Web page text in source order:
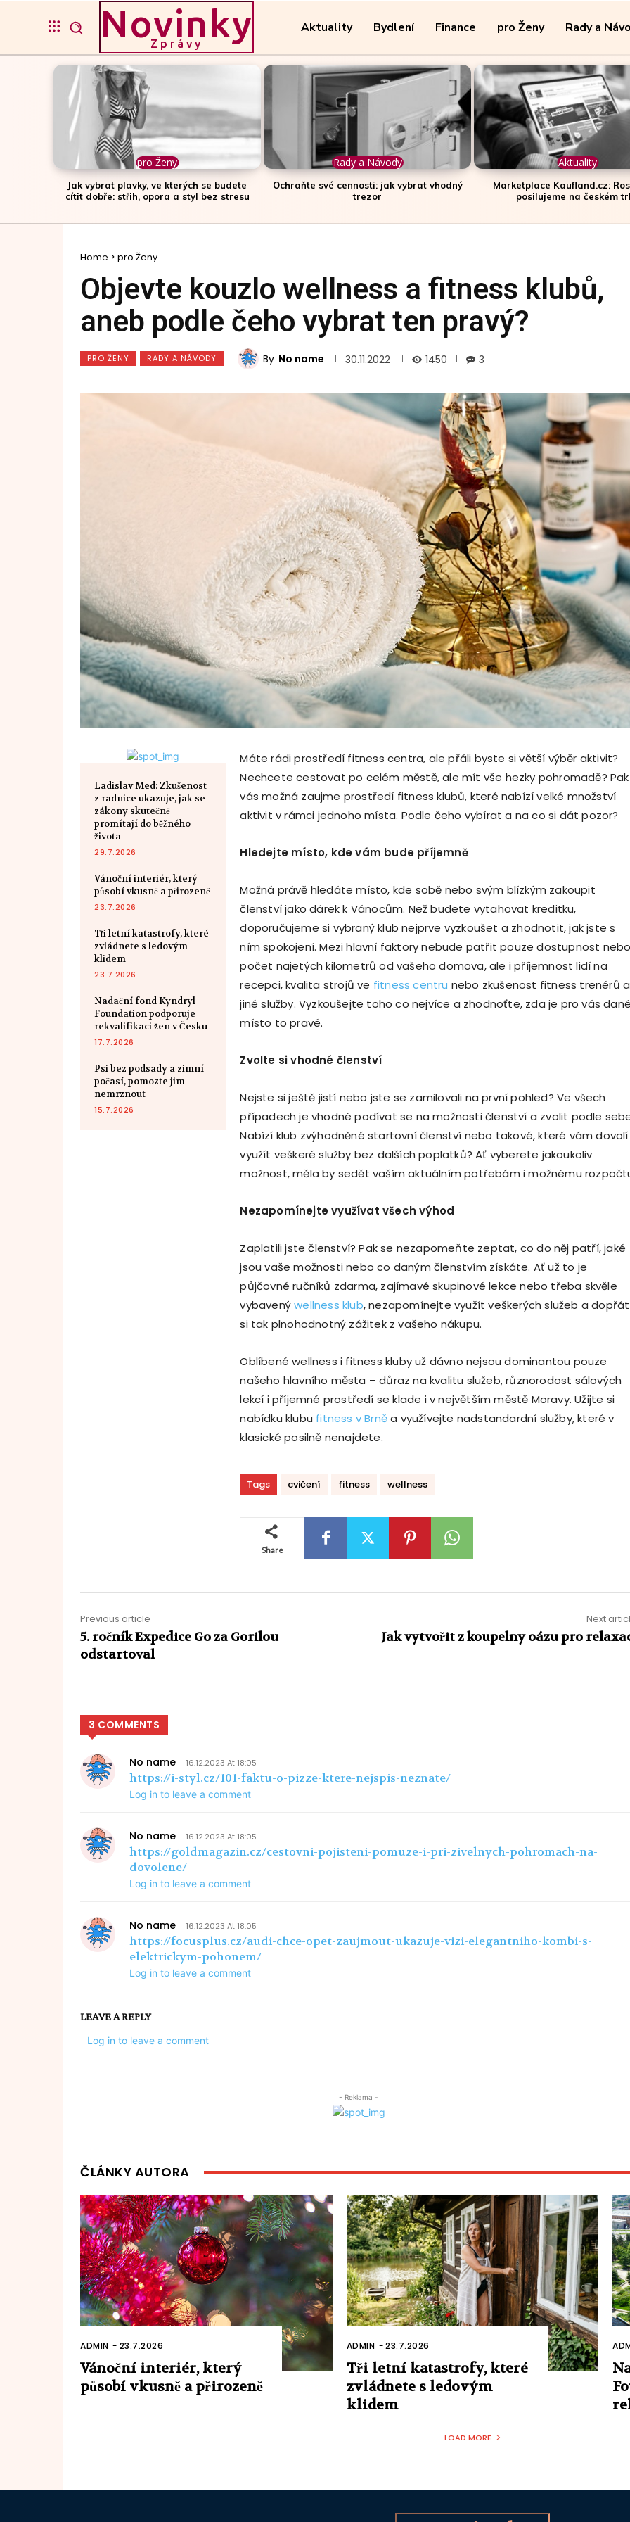
Novinky
Zprávy
Aktuality Bydlení Finance pro Ženy Rady a
pro Ženy
Jak vybrat plavky, ve kterých se budete
cítit dobře: střih, opora a styl bez stresu
Rady a Návody
Ochraňte své cennosti: jak vybrat vhodný
trezor
Aktuality
Marketplace Kaufland.cz:
posilujeme na českém
Home pro Ženy
Objevte kouzlo wellness a fitness klubů,
aneb podle čeho vybrat ten pravý?
PRO ŽENY RADY A NÁVODY By No name 30.11.2022 1450 3
Ladislav Med: Zkušenost
z radnice ukazuje, jak se
zákony skutečně
promítají do běžného
života
29.7.2026
Vánoční interiér, který
působí vkusně a přirozeně
23.7.2026
Tři letní katastrofy, které
zvládnete s ledovým
klidem
23.7.2026
Nadační fond Kyndryl
Foundation podporuje
rekvalifikaci žen v Česku
17.7.2026
Psi bez podsady a zimní
počasí, pomozte jim
nemrznout
15.7.2026
Máte rádi prostředí fitness centra, ale přáli byste si větší výběr aktivit?
Nechcete cestovat po celém městě, ale mít vše hezky pohromadě? Pak
vás možná zaujme prostředí fitness klubů, které nabízí velké množství
aktivit v rámci jednoho místa. Podle čeho vybírat a na co si dát pozor?
Hledejte místo, kde vám bude příjemně
Možná právě hledáte místo, kde sobě nebo svým blízkým zakoupit
členství jako dárek k Vánocům. Než budete vytahovat kreditku,
doporučujeme si vybraný klub nejprve vyzkoušet a zhodnotit, jak jste s
ním spokojení. Mezi hlavní faktory nebude patřit pouze dostupnost nebo
počet najetých kilometrů od vašeho domova, ale i příjemnost lidí na
recepci, kvalita strojů ve fitness centru nebo zkušenost fitness trenérů a
jiné služby. Vyzkoušejte toho co nejvíce a zhodnoťte, zda je pro vás dané
místo to pravé.
Zvolte si vhodné členství
Nejste si ještě jistí nebo jste se zamilovali na první pohled? Ve všech
případech je vhodné podívat se na možnosti členství a zvolit podle
Nabízí klub zvýhodněné startovní členství nebo takové, které vám dovolí
využít veškeré služby bez dalších poplatků? Ať vyberete jakoukoliv
možnost, měla by sedět vaším aktuálním potřebám i možnému
Nezapomínejte využívat všech výhod
Zaplatili jste členství? Pak se nezapomeňte zeptat, co do něj patří, jaké
jsou vaše možnosti nebo co daným členstvím získáte. Ať už to je
půjčovné ručníků zdarma, zajímavé skupinové lekce nebo třeba skvěle
vybavenýwellness klub, nezapomínejte využít veškerých služeb a dopřát
si tak plnohodnotný zážitek z vašeho nákupu.
Oblíbené wellness i fitness kluby už dávno nejsou dominantou pouze
našeho hlavního města – důraz na kvalitu služeb, různorodost sálových
lekcí i příjemné prostředí se klade i v největším městě Moravy. Užijte si
nabídku klubu fitness v Brněa využívejte nadstandardní služby, které v
klasické posilně nenajdete.
Tags cvičení fitness wellness
Share
Previous article
5. ročník Expedice Go za Gorilou
odstartoval
Next
Jak vytvořit z koupelny oázu pro
3 COMMENTS
No name 16.12.2023 At 18:05
https://i-styl.cz/101-faktu-o-pizze-ktere-nejspis-neznate/
Log in to leave a comment
No name 16.12.2023 At 18:05
https://goldmagazin.cz/cestovni-pojisteni-pomuze-i-pri-zivelnych-pohromach-na-
dovolene/
Log in to leave a comment
No name 16.12.2023 At 18:05
https://focusplus.cz/audi-chce-opet-zaujmout-ukazuje-vizi-elegantniho-kombi-s-
elektrickym-pohonem/
Log in to leave a comment
LEAVE A REPLY
Log in to leave a comment
- Reklama -
ČLÁNKY AUTORA
ADMIN - 23.7.2026
Vánoční interiér, který
působí vkusně a přirozeně
ADMIN -23.7.2026
Tři letní katastrofy, které
zvládnete s ledovým
klidem
LOAD MORE